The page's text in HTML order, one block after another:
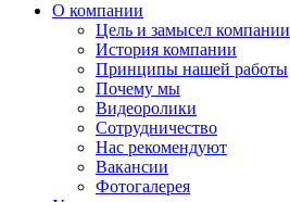
О компании
Цель и замысел компании
История компании
Принципы нашей работы
Почему мы
Видеоролики
Сотрудничество
Нас рекомендуют
Вакансии
Фотогалерея